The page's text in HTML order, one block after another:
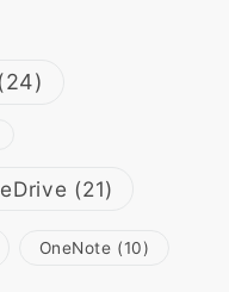
(24)
(21)
OneNote (10)